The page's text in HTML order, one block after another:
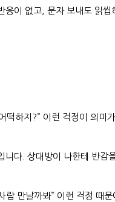
응이 없고, 문자 보내도 읽
떡하지?” 이런 걱정이 의
니다. 상대방이 나한테 반
람 만날까봐” 이런 걱정 때